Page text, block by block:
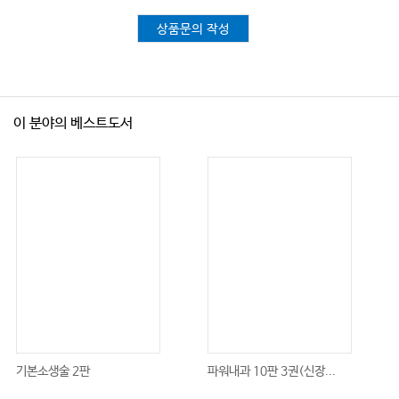
남이 보지 않는 곳에서 더 빛나는 내면
상품문의 작성
이 분야의 베스트도서
기본소생술 2판 파워내과 10판 3권(신장...